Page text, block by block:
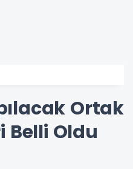
Ortak
Belli Oldu